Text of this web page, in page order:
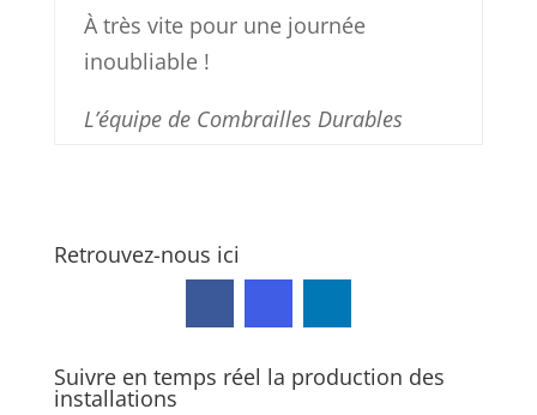
À très vite pour une journée
inoubliable !
L’équipe de Combrailles Durables
Retrouvez-nous ici
Suivre en temps réel la production des
installations